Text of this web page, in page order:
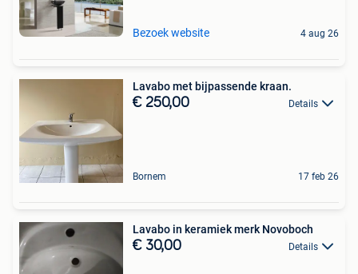
Bezoek website 4 aug 26
Lavabo met bijpassende kraan.
€ 250,00 Details
Bornem 17 feb 26
Lavabo in keramiek merk Novoboch
€ 30,00 Details